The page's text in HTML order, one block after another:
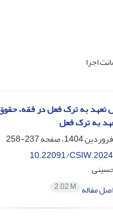
اجرا
به ترک فعل در فقه،
به ترک فعل
237-258
10.22091/
اصل مقاله 2.02 M